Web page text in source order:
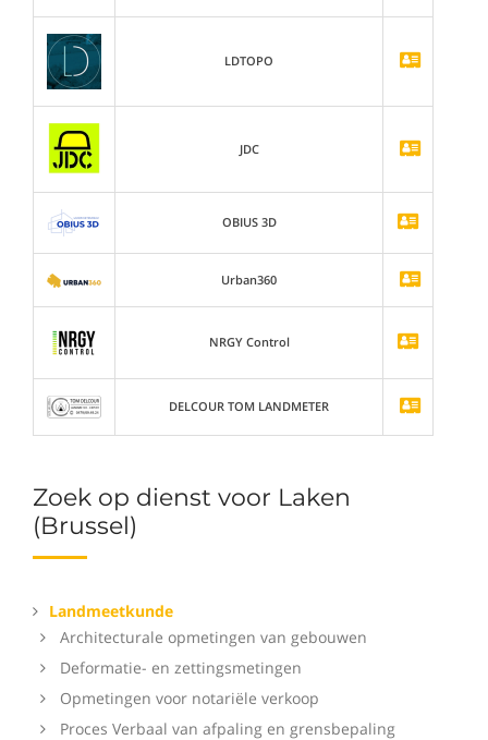
Zoek op dienst voor Laken
(Brussel)
Landmeetkunde
Architecturale opmetingen van gebouwen
Deformatie- en zettingsmetingen
Opmetingen voor notariële verkoop
Proces Verbaal van afpaling en grensbepaling
LDTOPO
JDC
OBIUS 3D
Urban360
NRGY Control
DELCOUR TOM LANDMETER